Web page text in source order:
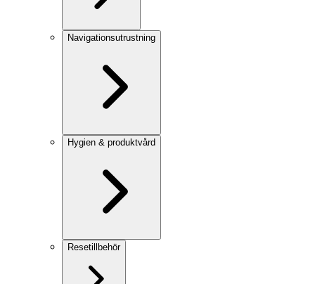
Navigationsutrustning
Hygien & produktvård
Resetillbehör